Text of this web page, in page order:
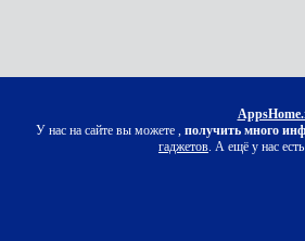
У нас на сайте вы можете , получить много
гаджетов. А ещё у нас